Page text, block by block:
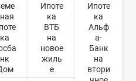
ка
нк
Ипоте
ка
ВТБ
на
новое
жиль
е
Ипоте
ка
Альф
а-
Банк
на
втори